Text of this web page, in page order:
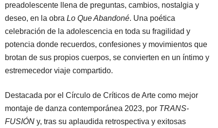
preadolescente llena de preguntas, cambios, nostalgia y
deseo, en la obra Lo Que Abandoné. Una poética
celebración de la adolescencia en toda su fragilidad y
potencia donde recuerdos, confesiones y movimientos que
brotan de sus propios cuerpos, se convierten en un íntimo y
estremecedor viaje compartido.
Destacada por el Círculo de Críticos de Arte como mejor
montaje de danza contemporánea 2023, por TRANS-
FUSIÓN y, tras su aplaudida retrospectiva y exitosas